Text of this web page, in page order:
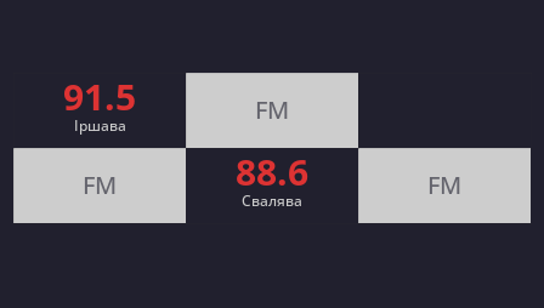
91.5
Іршава FM
FM 88.6
Cвалява FM